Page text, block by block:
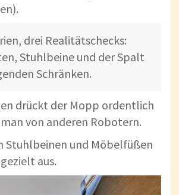
drei Realitätschecks:
Stuhlbeine und der Spalt
Schränken.
drückt der Mopp ordentlich
von anderen Robotern.
Stuhlbeinen und Möbelfüßen
aus.